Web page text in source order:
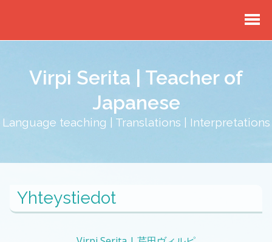
Virpi Serita | Teacher of
Japanese
Language teaching | Translations | Interpretations
Yhteystiedot